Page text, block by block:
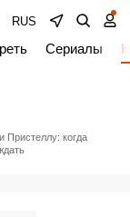
RUS
Сериалы
Пристеллу: когда